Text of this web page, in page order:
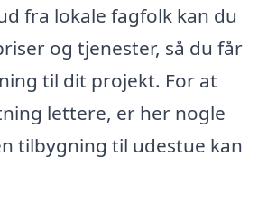
fra lokale fagfolk kan du
og tjenester, så du får
til dit projekt. For at
lettere, er her nogle
tilbygning til udestue kan